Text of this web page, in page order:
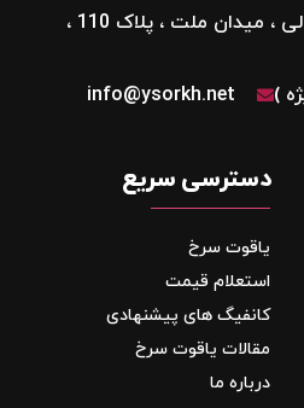
تهران ، مجیدیه شمالی ، میدان ملت ، پلاک 110 ،
info@ysorkh.net
دسترسی سریع
یاقوت سرخ
استعلام قیمت
کانفیگ های پیشنهادی
مقالات یاقوت سرخ
درباره ما